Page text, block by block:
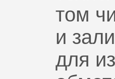
том
и
для